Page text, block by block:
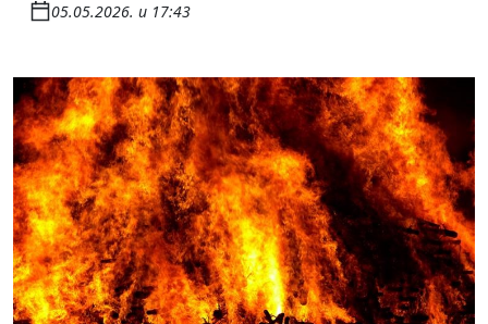
05.05.2026. u 17:43